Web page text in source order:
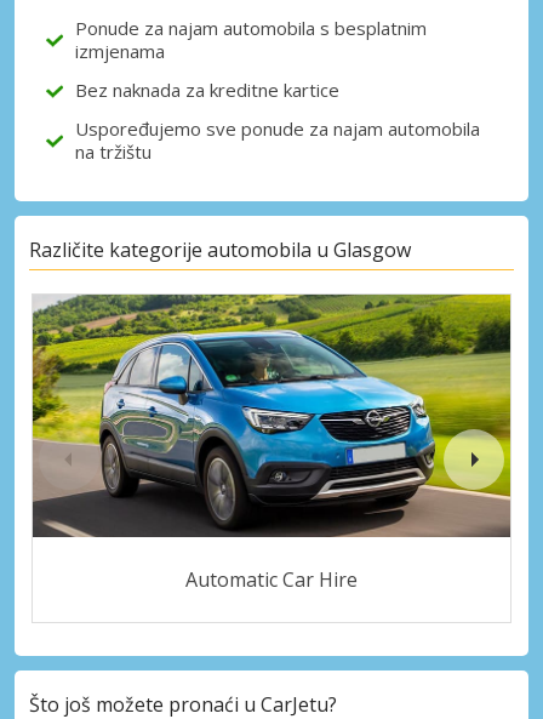
Ponude za najam automobila s besplatnim
izmjenama
Bez naknada za kreditne kartice
Uspoređujemo sve ponude za najam automobila
na tržištu
Različite kategorije automobila u Glasgow
Automatic Car Hire
Što još možete pronaći u CarJetu?